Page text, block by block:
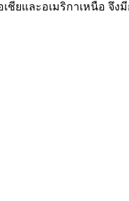
เชียและอเมริกาเหนือ